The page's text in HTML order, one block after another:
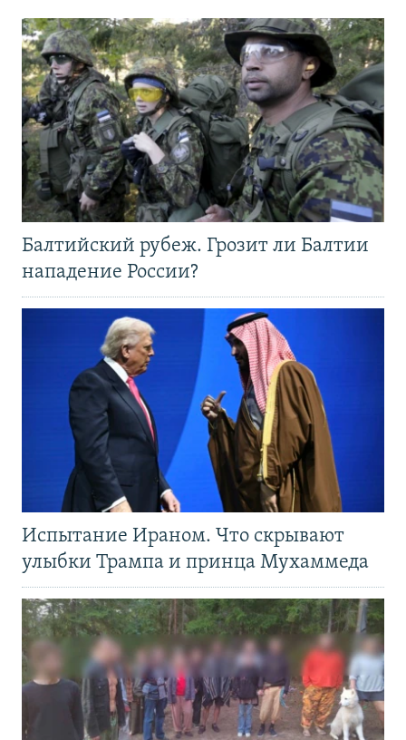
Балтийский рубеж. Грозит ли Балтии
нападение России?
Испытание Ираном. Что скрывают
улыбки Трампа и принца Мухаммеда